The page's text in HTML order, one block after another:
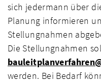
sich jedermann über
Planung informieren
Stellungnahmen
Die Stellungnahmen
werden. Bei Bedarf